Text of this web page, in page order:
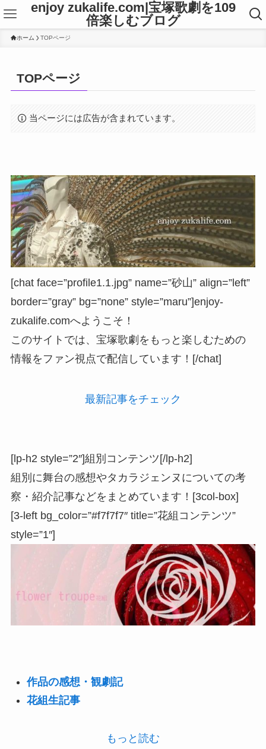
enjoy zukalife.com|宝塚歌劇を109
倍楽しむブログ
ホーム TOPページ
TOPページ
当ページには広告が含まれています。
[chat face=”profile1.1.jpg” name=”砂山” align=”left”
border=”gray” bg=”none” style=”maru”]enjoy-
zukalife.comへようこそ！
このサイトでは、宝塚歌劇をもっと楽しむための
情報をファン視点で配信しています！[/chat]
最新記事をチェック
[lp-h2 style=”2″]組別コンテンツ[/lp-h2]
組別に舞台の感想やタカラジェンヌについての考
察・紹介記事などをまとめています！[3col-box]
[3-left bg_color=”#f7f7f7″ title=”花組コンテンツ”
style=”1″]
作品の感想・観劇記
花組生記事
もっと読む